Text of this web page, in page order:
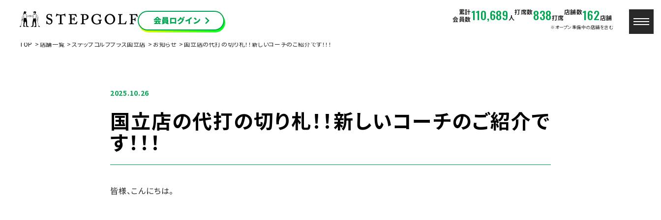
累計
会員数110,689 人
打席数838打席
店舗数162店舗
※オープン準備中の店舗を含む
TOP 店舗一覧 ステップゴルフプラス国立店 お知らせ 国立店の代打の切り札！！新しいコーチのご紹介です！！！
2025.10.26
国立店の代打の切り札！！新しいコーチのご紹介で
す！！！
皆様、こんにちは。